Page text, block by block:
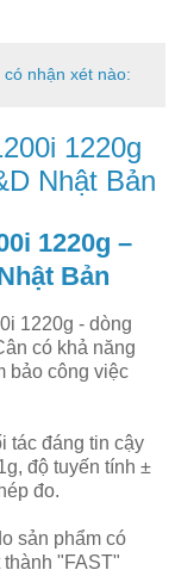
có nhận xét nào:
1220g
Nhật Bản
1220g –
Bản
1220g - dòng
có khả năng
bảo công việc
tác đáng tin cậy
độ tuyến tính ±
đo.
sản phẩm có
"FAST"